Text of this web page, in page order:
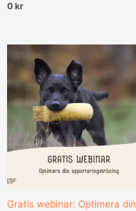
0 kr
Gratis webinar: Optimera din